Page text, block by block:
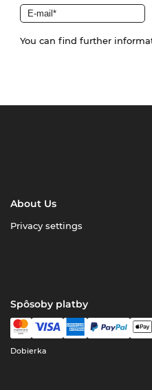
You can find further
About Us
Privacy settings
Spôsoby platby
Dobierka